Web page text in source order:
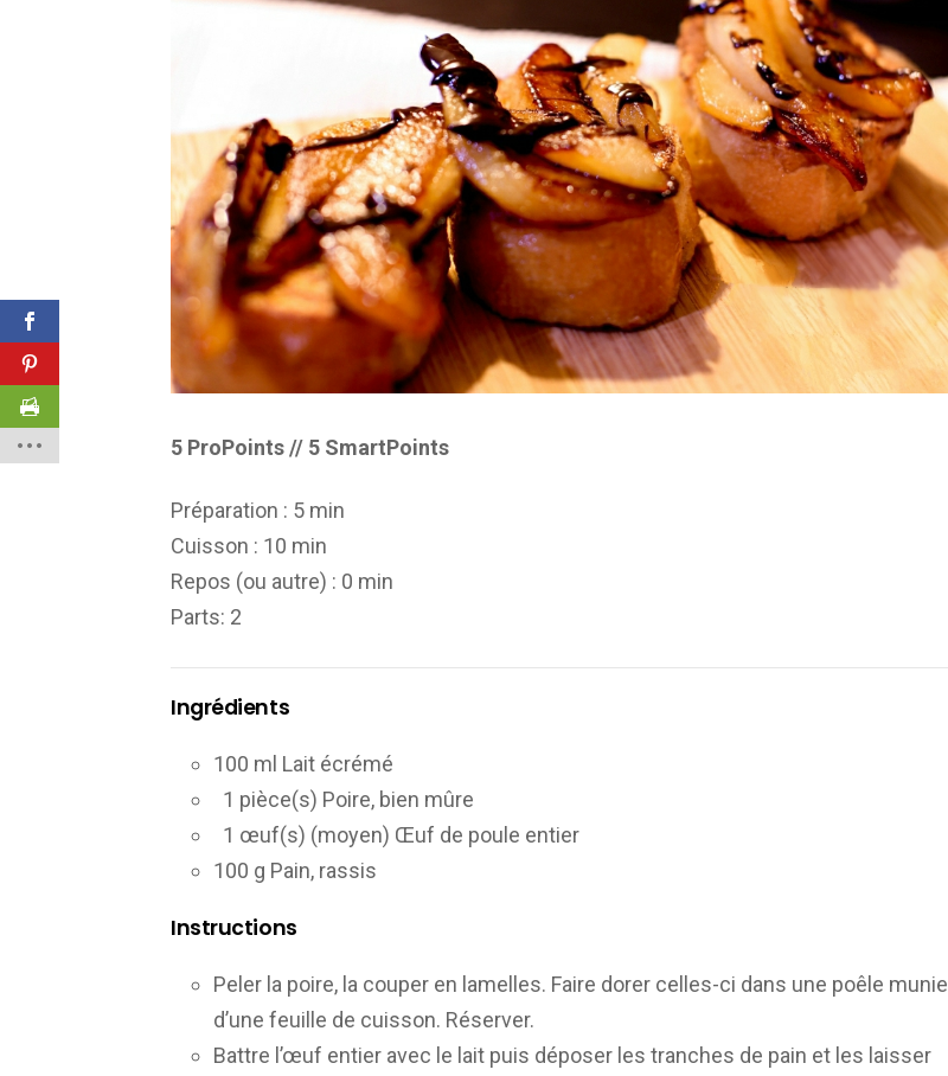
5 ProPoints // 5 SmartPoints
Préparation : 5 min
Cuisson : 10 min
Repos (ou autre) : 0 min
Parts: 2
Ingrédients
100 ml Lait écrémé
1 pièce(s) Poire, bien mûre
1 œuf(s) (moyen) Œuf de poule entier
100 g Pain, rassis
Instructions
Peler la poire, la couper en lamelles. Faire dorer celles-ci dans une poêle munie
d’une feuille de cuisson. Réserver.
Battre l’œuf entier avec le lait puis déposer les tranches de pain et les laisser